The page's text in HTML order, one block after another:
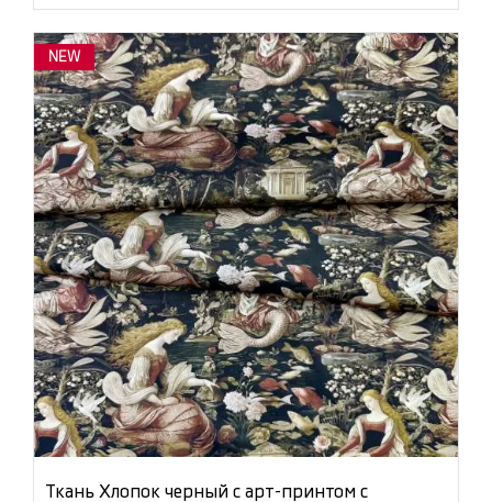
NEW
Ткань Хлопок черный с арт-принтом с